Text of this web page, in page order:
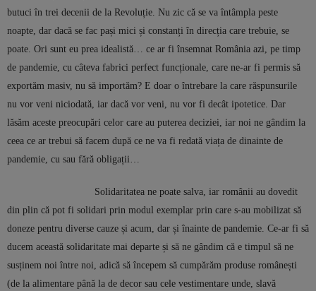
butuci în trei decenii de la Revoluție. Nu zic că se va întâmpla peste
noapte, dar dacă se fac pași mici și constanți în direcția care trebuie, se
poate. Ori sunt eu prea idealistă… ce ar fi însemnat România azi, pe timp
de pandemie, cu câteva fabrici perfect funcționale, care ne-ar fi permis să
exportăm masiv, nu să importăm? E doar o întrebare la care răspunsurile
nu vor veni niciodată, iar dacă vor veni, nu vor fi decât ipotetice. Dar
lăsăm aceste preocupări celor care au puterea deciziei, iar noi ne gândim la
ceea ce ar trebui să facem după ce ne va fi redată viața de dinainte de
pandemie, cu sau fără obligații…
Solidaritatea ne poate salva, iar românii au dovedit
din plin că pot fi solidari prin modul exemplar prin care s-au mobilizat să
doneze pentru diverse cauze și acum, dar și înainte de pandemie. Ce-ar fi să
ducem această solidaritate mai departe și să ne gândim că e timpul să ne
susținem noi între noi, adică să începem să cumpărăm produse românești
(de la alimentare până la de decor sau cele vestimentare unde, slavă